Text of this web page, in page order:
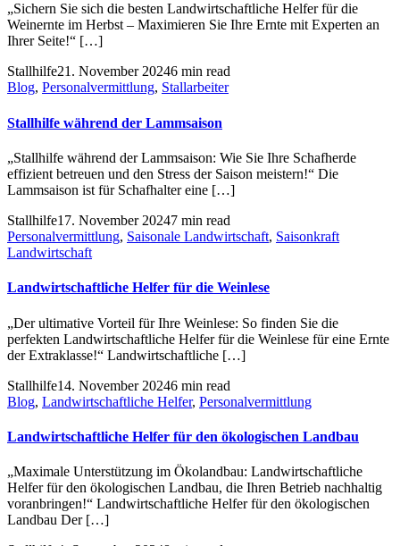
„Sichern Sie sich die besten Landwirtschaftliche Helfer für die
Weinernte im Herbst – Maximieren Sie Ihre Ernte mit Experten an
Ihrer Seite!“ […]
Stallhilfe21. November 20246 min read
Blog, Personalvermittlung, Stallarbeiter
Stallhilfe während der Lammsaison
„Stallhilfe während der Lammsaison: Wie Sie Ihre Schafherde
effizient betreuen und den Stress der Saison meistern!“ Die
Lammsaison ist für Schafhalter eine […]
Stallhilfe17. November 20247 min read
Personalvermittlung, Saisonale Landwirtschaft, Saisonkraft
Landwirtschaft
Landwirtschaftliche Helfer für die Weinlese
„Der ultimative Vorteil für Ihre Weinlese: So finden Sie die
perfekten Landwirtschaftliche Helfer für die Weinlese für eine Ernte
der Extraklasse!“ Landwirtschaftliche […]
Stallhilfe14. November 20246 min read
Blog, Landwirtschaftliche Helfer, Personalvermittlung
Landwirtschaftliche Helfer für den ökologischen Landbau
„Maximale Unterstützung im Ökolandbau: Landwirtschaftliche
Helfer für den ökologischen Landbau, die Ihren Betrieb nachhaltig
voranbringen!“ Landwirtschaftliche Helfer für den ökologischen
Landbau Der […]